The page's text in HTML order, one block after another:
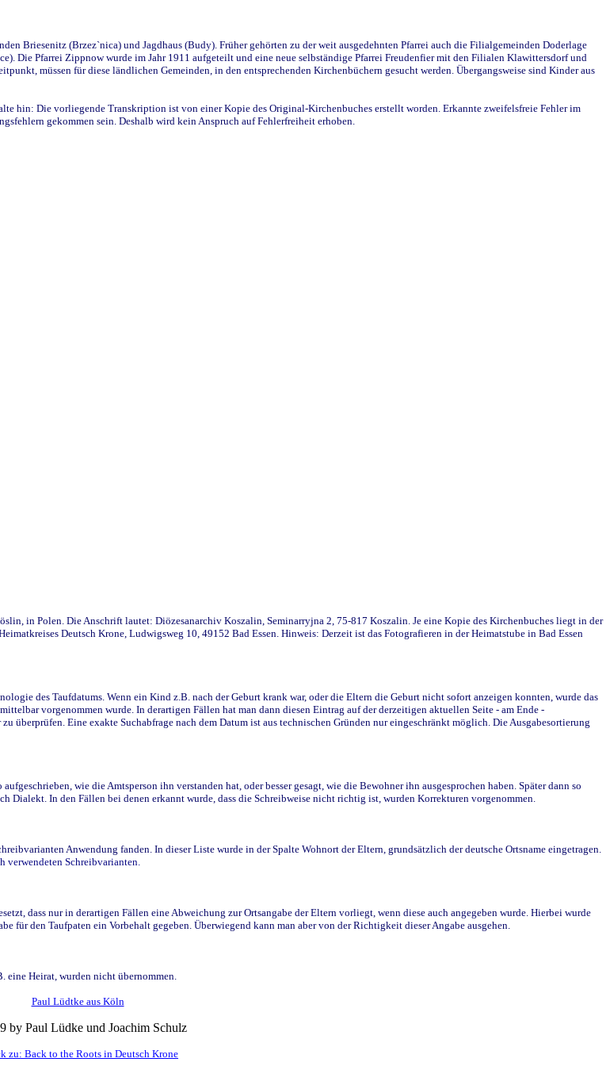
Briesenitz (Brzez`nica) und Jagdhaus (Budy). Früher gehörten zu der weit ausgedehnten Pfarrei auch die Filialgemeinden Doderlage
Die Pfarrei Zippnow wurde im Jahr 1911 aufgeteilt und eine neue selbständige Pfarrei Freudenfier mit den Filialen Klawittersdorf und
müssen für diese ländlichen Gemeinden, in den entsprechenden Kirchenbüchern gesucht werden. Übergangsweise sind Kinder aus
hin: Die vorliegende Transkription ist von einer Kopie des Original-Kirchenbuches erstellt worden. Erkannte zweifelsfreie Fehler im
gekommen sein. Deshalb wird kein Anspruch auf Fehlerfreiheit erhoben.
in Polen. Die Anschrift lautet: Diözesanarchiv Koszalin, Seminarryjna 2, 75-817 Koszalin. Je eine Kopie des Kirchenbuches liegt in der
Deutsch Krone, Ludwigsweg 10, 49152 Bad Essen. Hinweis: Derzeit ist das Fotografieren in der Heimatstube in Bad Essen
des Taufdatums. Wenn ein Kind z.B. nach der Geburt krank war, oder die Eltern die Geburt nicht sofort anzeigen konnten, wurde das
vorgenommen wurde. In derartigen Fällen hat man dann diesen Eintrag auf der derzeitigen aktuellen Seite - am Ende -
Eine exakte Suchabfrage nach dem Datum ist aus technischen Gründen nur eingeschränkt möglich. Die Ausgabesortierung
wie die Amtsperson ihn verstanden hat, oder besser gesagt, wie die Bewohner ihn ausgesprochen haben. Später dann so
Dialekt. In den Fällen bei denen erkannt wurde, dass die Schreibweise nicht richtig ist, wurden Korrekturen vorgenommen.
Anwendung fanden. In dieser Liste wurde in der Spalte Wohnort der Eltern, grundsätzlich der deutsche Ortsname eingetragen.
verwendeten Schreibvarianten.
dass nur in derartigen Fällen eine Abweichung zur Ortsangabe der Eltern vorliegt, wenn diese auch angegeben wurde. Hierbei wurde
den Taufpaten ein Vorbehalt gegeben. Überwiegend kann man aber von der Richtigkeit dieser Angabe ausgehen.
eine Heirat, wurden nicht übernommen.
Paul Lüdtke aus Köln
by Paul Lüdke und Joachim Schulz
zu: Back to the Roots in Deutsch Krone